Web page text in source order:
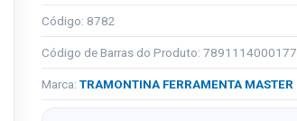
Código: 8782
Código de Barras do Produto: 7891114000177
Marca: TRAMONTINA FERRAMENTA MASTER